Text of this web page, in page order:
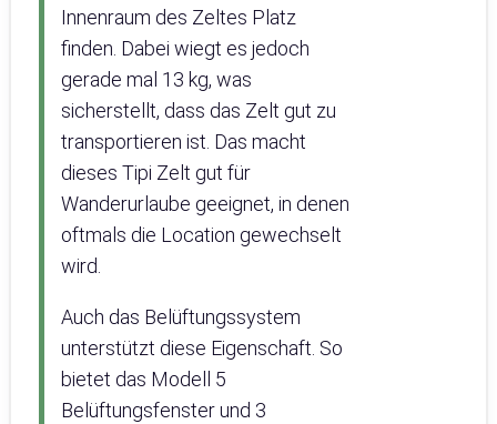
Innenraum des Zeltes Platz
finden. Dabei wiegt es jedoch
gerade mal 13 kg, was
sicherstellt, dass das Zelt gut zu
transportieren ist. Das macht
dieses Tipi Zelt gut für
Wanderurlaube geeignet, in denen
oftmals die Location gewechselt
wird.
Auch das Belüftungssystem
unterstützt diese Eigenschaft. So
bietet das Modell 5
Belüftungsfenster und 3